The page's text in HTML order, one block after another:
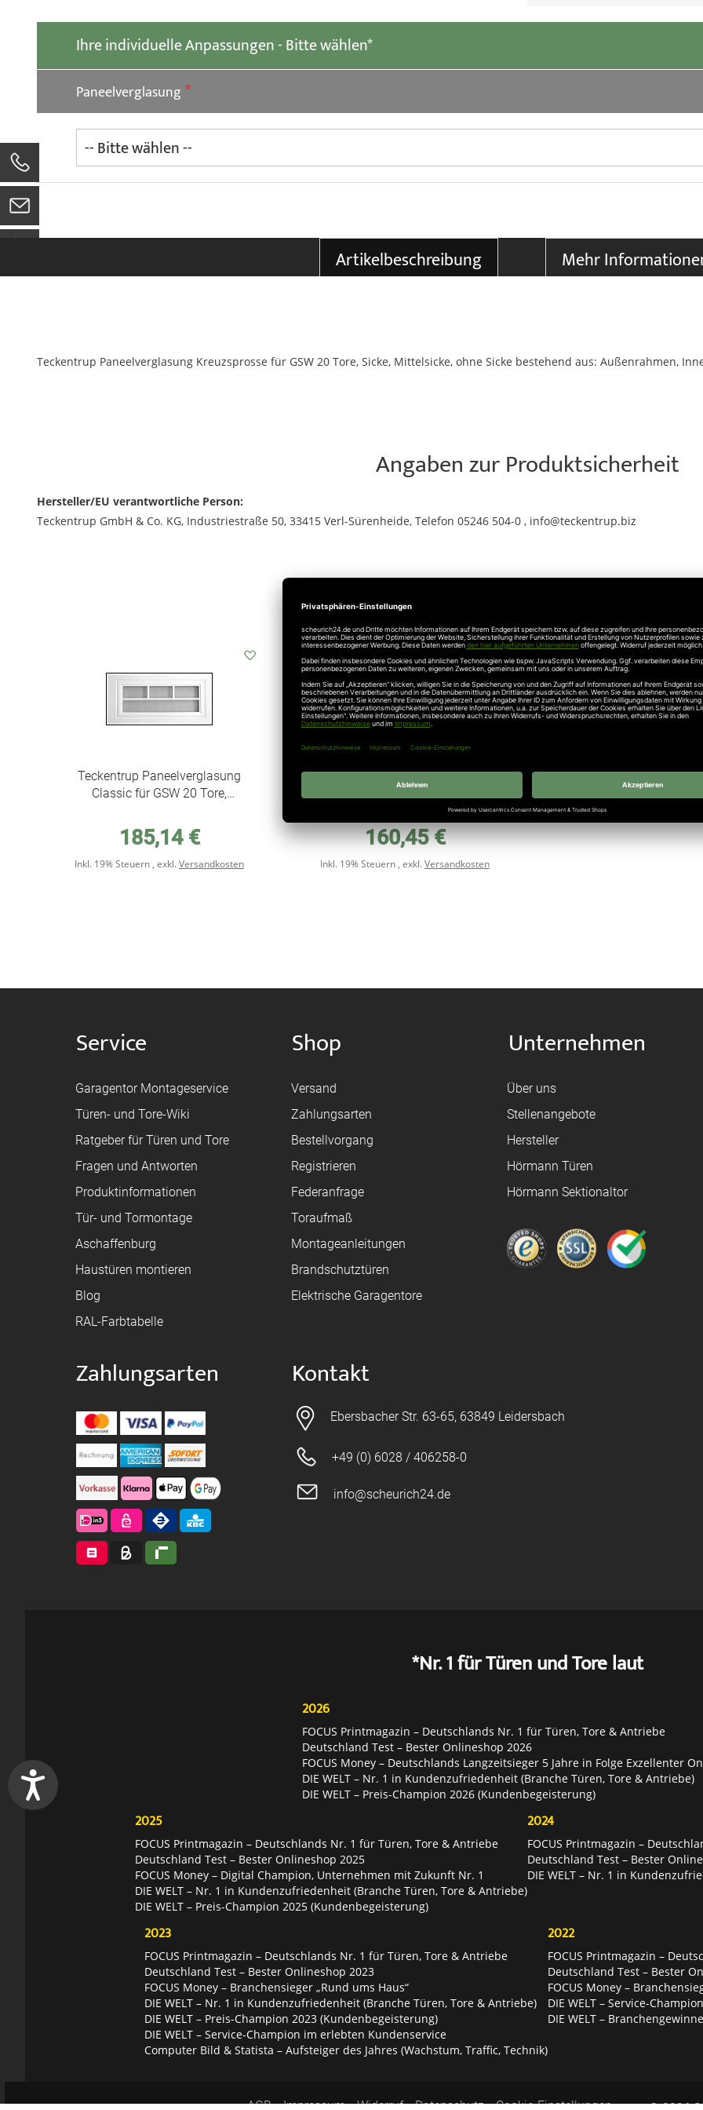
Ihre individuelle Anpassungen - Bitte wählen*
Paneelverglasung
Bildgalerie
Artikelbeschreibung Mehr
Teckentrup Paneelverglasung Kreuzsprosse für GSW 20 Tore, Sicke, Mittelsicke, ohne Sicke bestehend aus: Außenrahmen,
Angaben zur Produktsicherheit
Hersteller/EU verantwortliche Person:
Teckentrup GmbH & Co. KG, Industriestraße 50, 33415 Verl-Sürenheide, Telefon 05246 504-0 , info@teckentrup.biz
UNSERE EMPFEHLUNGEN AN SIE
Wunschzettel
Teckentrup Paneelverglasung
Classic für GSW 20 Tore,
185,14 €
Inkl. 19% Steuern , exkl.Versandkosten
Auf
den
Wunschzettel
Teckentrup Paneelverglasung
Sicke, Mittelsicke, ohne Sicke
160,45 €
Inkl. 19% Steuern , exkl.Versandkosten
Service
Garagentor Montageservice
Türen- und Tore-Wiki
Ratgeber für Türen und Tore
Fragen und Antworten
Produktinformationen
Tür- und Tormontage
Aschaffenburg
Haustüren montieren
Blog
RAL-Farbtabelle
Shop
Versand
Zahlungsarten
Bestellvorgang
Registrieren
Federanfrage
Toraufmaß
Montageanleitungen
Brandschutztüren
Elektrische Garagentore
Unternehmen
Über uns
Stellenangebote
Hersteller
Hörmann Türen
Hörmann Sektionaltor
Zahlungsarten Kontakt
Ebersbacher Str. 63-65, 63849 Leidersbach
+49 (0) 6028 / 406258-0
info@scheurich24.de
*Nr. 1 für Türen und Tore laut
2026
FOCUS Printmagazin – Deutschlands Nr. 1 für Türen, Tore & Antriebe
Deutschland Test – Bester Onlineshop 2026
FOCUS Money – Deutschlands Langzeitsieger 5 Jahre in Folge Exzellenter
DIE WELT – Nr. 1 in Kundenzufriedenheit (Branche Türen, Tore & Antriebe)
DIE WELT – Preis-Champion 2026 (Kundenbegeisterung)
2025
FOCUS Printmagazin – Deutschlands Nr. 1 für Türen, Tore & Antriebe
Deutschland Test – Bester Onlineshop 2025
FOCUS Money – Digital Champion, Unternehmen mit Zukunft Nr. 1
DIE WELT – Nr. 1 in Kundenzufriedenheit (Branche Türen, Tore & Antriebe)
DIE WELT – Preis-Champion 2025 (Kundenbegeisterung)
2024
FOCUS Printmagazin –
Deutschland Test – Bester
DIE WELT – Nr. 1 in
2023
FOCUS Printmagazin – Deutschlands Nr. 1 für Türen, Tore & Antriebe
Deutschland Test – Bester Onlineshop 2023
FOCUS Money – Branchensieger „Rund ums Haus“
DIE WELT – Nr. 1 in Kundenzufriedenheit (Branche Türen, Tore & Antriebe)
DIE WELT – Preis-Champion 2023 (Kundenbegeisterung)
DIE WELT – Service-Champion im erlebten Kundenservice
Computer Bild & Statista – Aufsteiger des Jahres (Wachstum, Traffic, Technik)
2022
FOCUS Printmagazin –
Deutschland Test – Bester
FOCUS Money –
DIE WELT – Service-
DIE WELT –
AGB Impressum Widerruf Datenschutz Cookie-Einstellungen